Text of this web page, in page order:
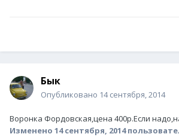
Бык
Опубликовано 14 сентября, 2014
Воронка Фордовская,цена 400р.Если
Изменено 14 сентября, 2014